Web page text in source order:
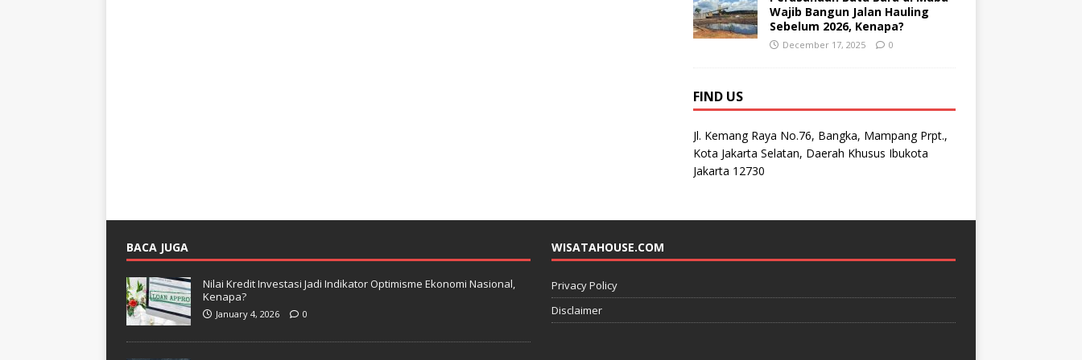
Wajib Bangun Jalan Hauling
Sebelum 2026, Kenapa?
December 17, 2025 0
FIND US
Jl. Kemang Raya No.76, Bangka, Mampang Prpt.,
Kota Jakarta Selatan, Daerah Khusus Ibukota
Jakarta 12730
BACA JUGA
Nilai Kredit Investasi Jadi Indikator Optimisme Ekonomi Nasional,
Kenapa?
January 4, 2026 0
WISATAHOUSE.COM
Privacy Policy
Disclaimer